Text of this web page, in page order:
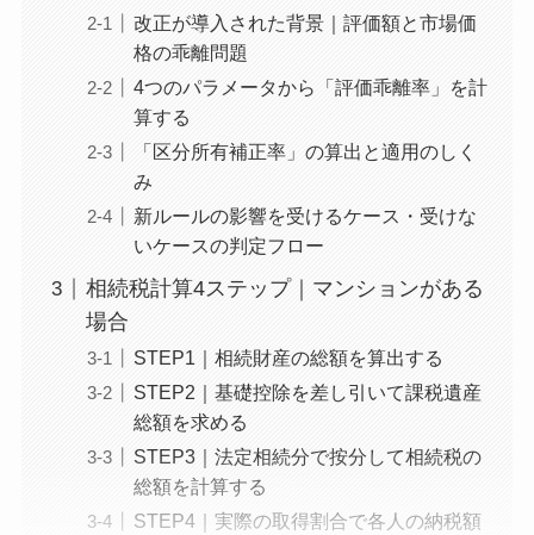
改正が導入された背景｜評価額と市場価
格の乖離問題
4つのパラメータから「評価乖離率」を計
算する
「区分所有補正率」の算出と適用のしく
み
新ルールの影響を受けるケース・受けな
いケースの判定フロー
相続税計算4ステップ｜マンションがある
場合
STEP1｜相続財産の総額を算出する
STEP2｜基礎控除を差し引いて課税遺産
総額を求める
STEP3｜法定相続分で按分して相続税の
総額を計算する
STEP4｜実際の取得割合で各人の納税額
まとめ｜マンション相続は2024年改正の影響
確認と特例活用が鍵